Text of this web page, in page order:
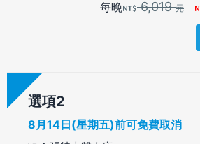
每晚 6,019元
選項
8月14日(星期五)前可免費取消